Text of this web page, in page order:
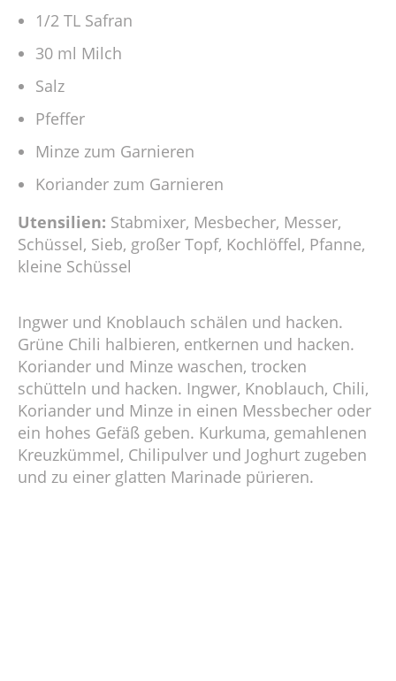
1/2 TL Safran
30 ml Milch
Salz
Pfeffer
Minze zum Garnieren
Koriander zum Garnieren
Utensilien: Stabmixer, Mesbecher, Messer,
Schüssel, Sieb, großer Topf, Kochlöffel, Pfanne,
kleine Schüssel
Ingwer und Knoblauch schälen und hacken.
Grüne Chili halbieren, entkernen und hacken.
Koriander und Minze waschen, trocken
schütteln und hacken. Ingwer, Knoblauch, Chili,
Koriander und Minze in einen Messbecher oder
ein hohes Gefäß geben. Kurkuma, gemahlenen
Kreuzkümmel, Chilipulver und Joghurt zugeben
und zu einer glatten Marinade pürieren.